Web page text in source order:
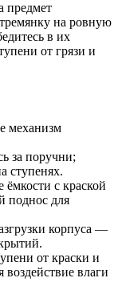
предмет
на ровную
в их
от грязи и
механизм
за поручни;
ступенях.
с краской
поднос для
корпуса —
от краски и
воздействие влаги